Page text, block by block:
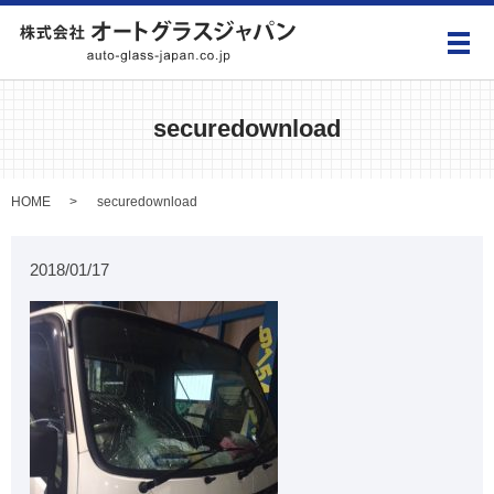
メ
securedownload
HOME securedownload
2018/01/17